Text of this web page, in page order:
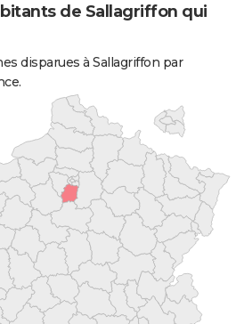
de Sallagriffon qui
disparues à Sallagriffon par